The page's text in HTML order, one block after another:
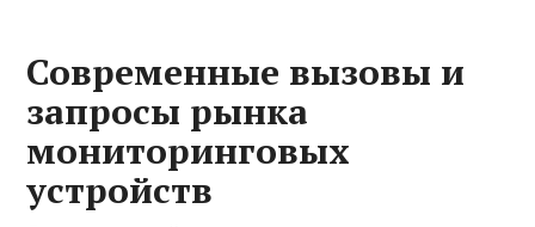
Современные вызовы и
запросы рынка
мониторинговых
устройств